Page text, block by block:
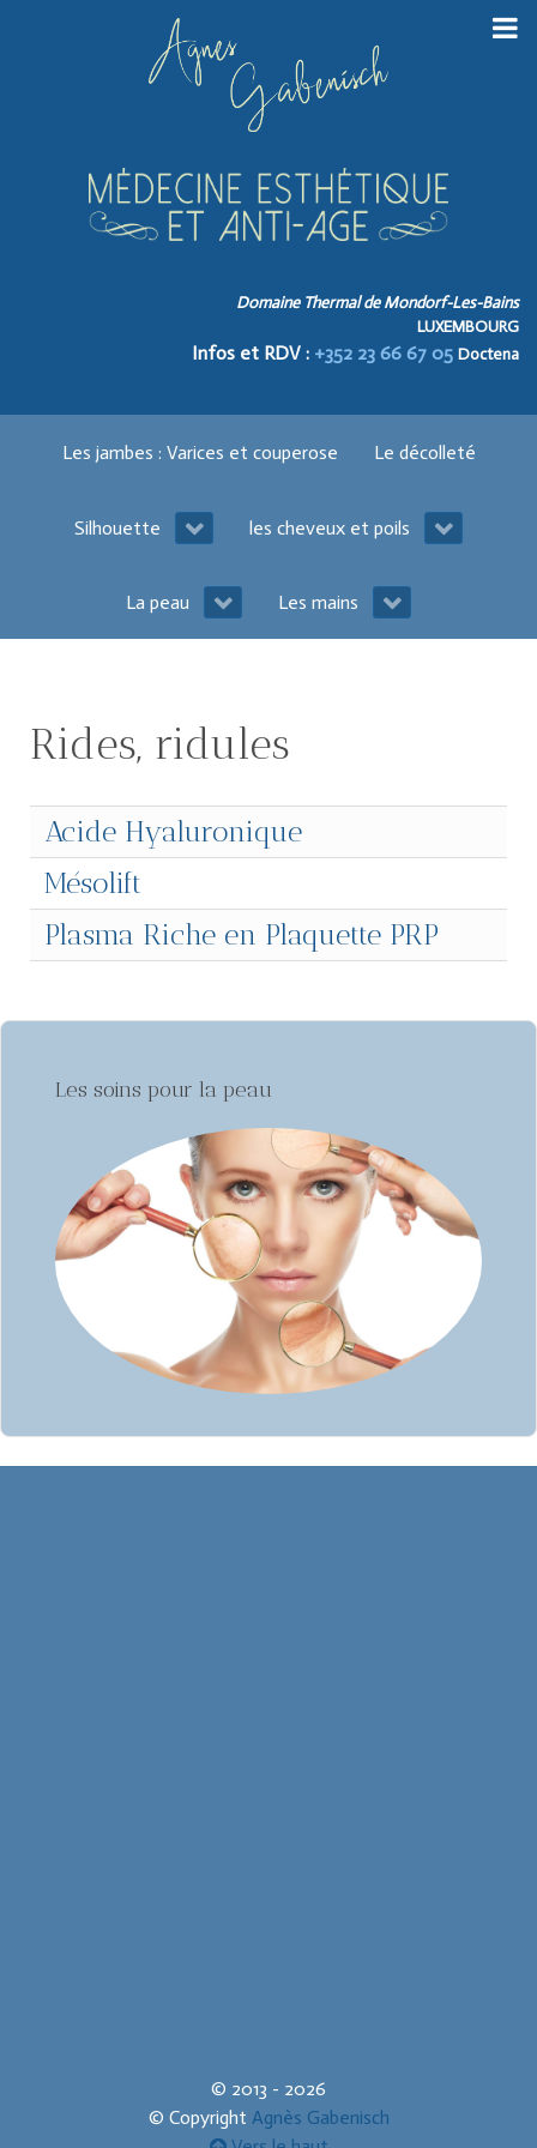
Domaine Thermal de Mondorf-Les-Bains
LUXEMBOURG
Infos et RDV : +352 23 66 67 05 Doctena
Les jambes : Varices et couperose Le décolleté
Silhouette les cheveux et poils
La peau Les mains
Rides, ridules
Acide Hyaluronique
Mésolift
Plasma Riche en Plaquette PRP
Les soins pour la peau
© 2013 - 2026
© Copyright Agnès Gabenisch